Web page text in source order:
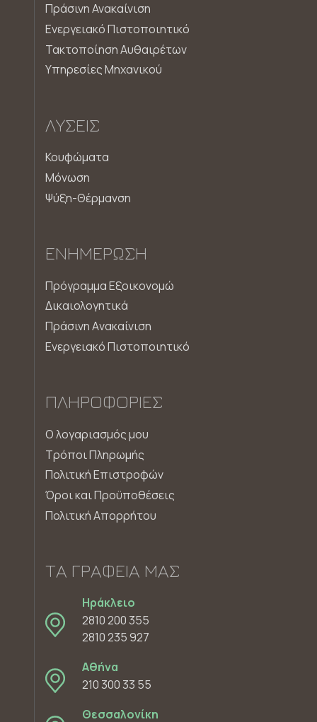
Πράσινη Ανακαίνιση
Ενεργειακό Πιστοποιητικό
Τακτοποίηση Αυθαιρέτων
Υπηρεσίες Μηχανικού
ΛΎΣΕΙΣ
Κουφώματα
Μόνωση
Ψύξη-Θέρμανση
ΕΝΗΜΈΡΩΣΗ
Πρόγραμμα Εξοικονομώ
Δικαιολογητικά
Πράσινη Aνακαίνιση
Ενεργειακό Πιστοποιητικό
ΠΛΗΡΟΦΟΡΊΕΣ
Ο λογαριασμός μου
Τρόποι Πληρωμής
Πολιτική Επιστροφών
Όροι και Προϋποθέσεις
Πολιτική Απορρήτου
ΤΑ ΓΡΑΦΕΊΑ ΜΑΣ
Ηράκλειο
2810 200 355
2810 235 927
Αθήνα
210 300 33 55
Θεσσαλονίκη